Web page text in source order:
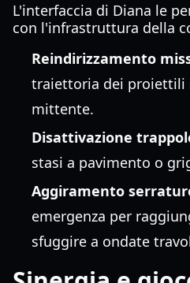
L'interfaccia di Diana le
con l'infrastruttura della
Reindirizzamento
traiettoria dei proiettili
mittente.
Disattivazione
stasi a pavimento o
Aggiramento
emergenza per
sfuggire a ondate